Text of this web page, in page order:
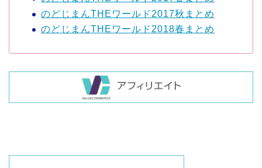
のどじまんTHEワールド2017秋まとめ
のどじまんTHEワールド2018春まとめ